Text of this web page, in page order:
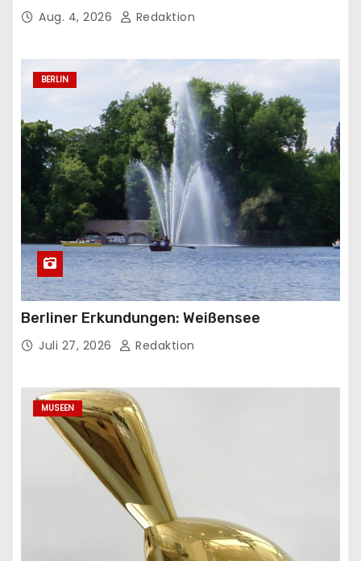
Aug. 4, 2026 Redaktion
BERLIN
Berliner Erkundungen: Weißensee
Juli 27, 2026 Redaktion
MUSEEN